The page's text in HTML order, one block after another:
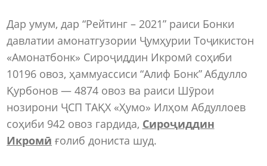
Дар умум, дар “Рейтинг – 2021” раиси Бонки
давлатии амонатгузории Ҷумҳурии Тоҷикистон
«Амонатбонк» Сироҷиддин Икромӣ соҳиби
10196 овоз, ҳаммуассиси “Алиф Бонк” Абдулло
Қурбонов — 4874 овоз ва раиси Шӯрои
нозирони ҶСП ТАҚХ «Ҳумо» Илҳом Абдуллоев
соҳиби 942 овоз гардида, Сироҷиддин
Икромӣ ғолиб дониста шуд.